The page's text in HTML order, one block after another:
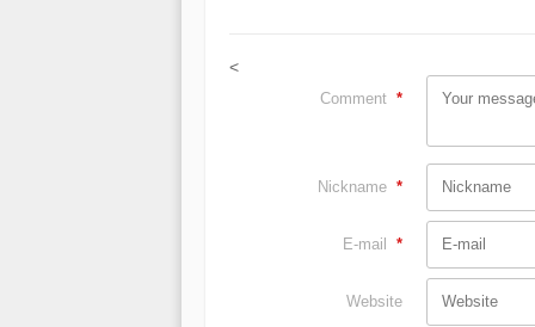
<
Comment *
Nickname *
E-mail *
Website